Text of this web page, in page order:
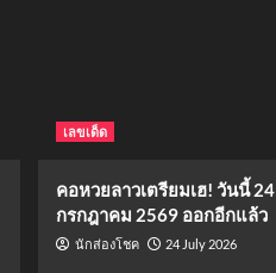
เลขเด็ด
คอหวยลาวเตรียมเฮ! วันนี้ 24
กรกฎาคม 2569 ออกอีกแล้ว
นักส่องโชค 24 July 2026